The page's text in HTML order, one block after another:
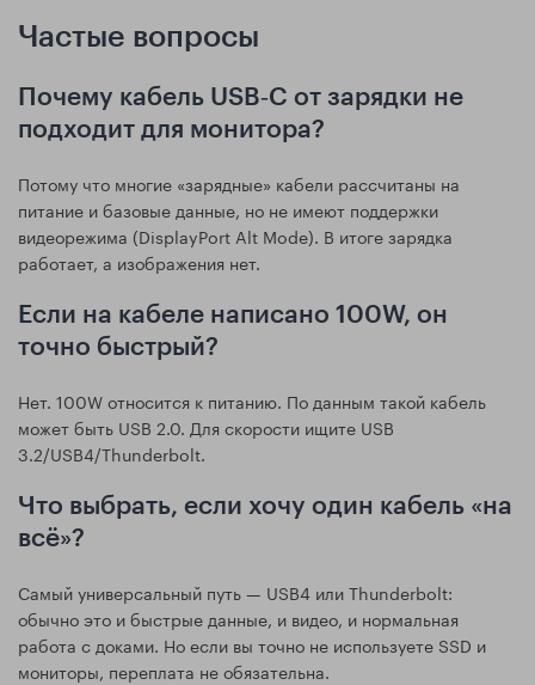
Частые вопросы
Почему кабель USB‑C от зарядки не
подходит для монитора?
Потому что многие «зарядные» кабели рассчитаны на
питание и базовые данные, но не имеют поддержки
видеорежима (DisplayPort Alt Mode). В итоге зарядка
работает, а изображения нет.
Если на кабеле написано 100W, он
точно быстрый?
Нет. 100W относится к питанию. По данным такой кабель
может быть USB 2.0. Для скорости ищите USB
3.2/USB4/Thunderbolt.
Что выбрать, если хочу один кабель «на
всё»?
Самый универсальный путь — USB4 или Thunderbolt:
обычно это и быстрые данные, и видео, и нормальная
работа с доками. Но если вы точно не используете SSD и
мониторы, переплата не обязательна.